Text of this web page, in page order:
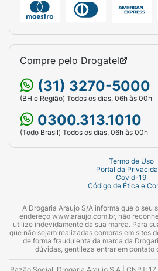
Compre pelo Drogatel
(31) 3270-5000
(BH e Região) Todos os dias, 06h às 00h
0300.313.1010
(Todo Brasil) Todos os dias, 06h às 00h
Termo de Uso
Portal da
Covid-19
Código de Ética e
A Drogaria Araujo S/A informa que o seu
endereço www.araujo.com.br, não
utilize indevidamente da sua marca. Para
que não sejam realizadas compras em sites
de forma fraudulenta da marca da
dúvidas, gentileza entrar em